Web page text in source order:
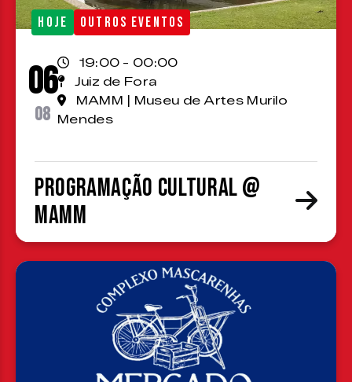
HOJE OUTROS EVENTOS
06
08
19:00 - 00:00
Juiz de Fora
MAMM | Museu de Artes Murilo
Mendes
Programação cultural @
MAMM